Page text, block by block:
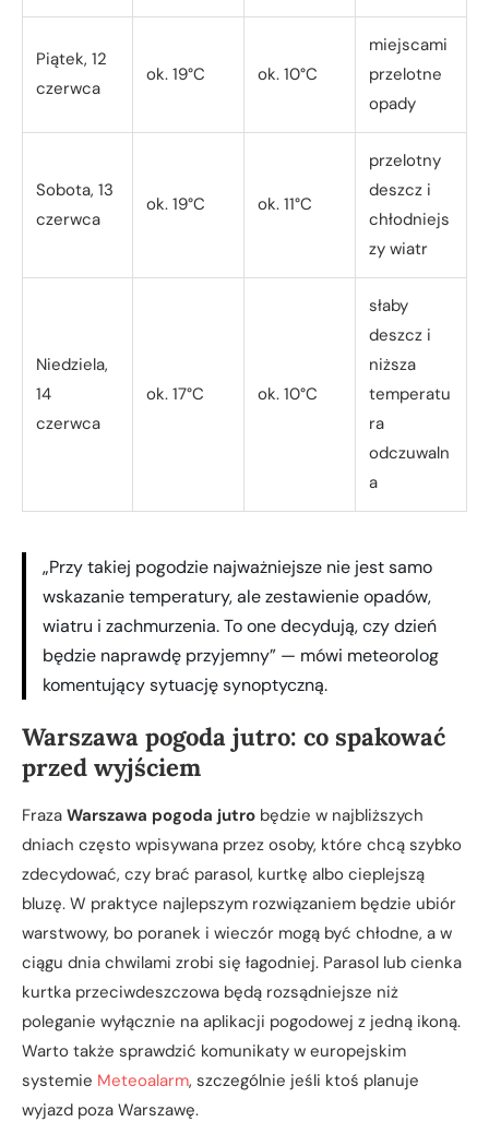
Piątek, 12
czerwca
ok. 19°C ok. 10°C
miejscami
przelotne
opady
Sobota, 13
czerwca
ok. 19°C ok. 11°C
przelotny
deszcz i
chłodniejs
zy wiatr
Niedziela,
14
czerwca
ok. 17°C ok. 10°C
słaby
deszcz i
niższa
temperatu
ra
odczuwaln
a
„Przy takiej pogodzie najważniejsze nie jest samo
wskazanie temperatury, ale zestawienie opadów,
wiatru i zachmurzenia. To one decydują, czy dzień
będzie naprawdę przyjemny” — mówi meteorolog
komentujący sytuację synoptyczną.
Warszawa pogoda jutro: co spakować
przed wyjściem
Fraza Warszawa pogoda jutro będzie w najbliższych
dniach często wpisywana przez osoby, które chcą szybko
zdecydować, czy brać parasol, kurtkę albo cieplejszą
bluzę. W praktyce najlepszym rozwiązaniem będzie ubiór
warstwowy, bo poranek i wieczór mogą być chłodne, a w
ciągu dnia chwilami zrobi się łagodniej. Parasol lub cienka
kurtka przeciwdeszczowa będą rozsądniejsze niż
poleganie wyłącznie na aplikacji pogodowej z jedną ikoną.
Warto także sprawdzić komunikaty w europejskim
systemie Meteoalarm, szczególnie jeśli ktoś planuje
wyjazd poza Warszawę.